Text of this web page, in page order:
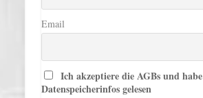
Email
Ich akzeptiere die AGBs und habe
Datenspeicherinfos gelesen